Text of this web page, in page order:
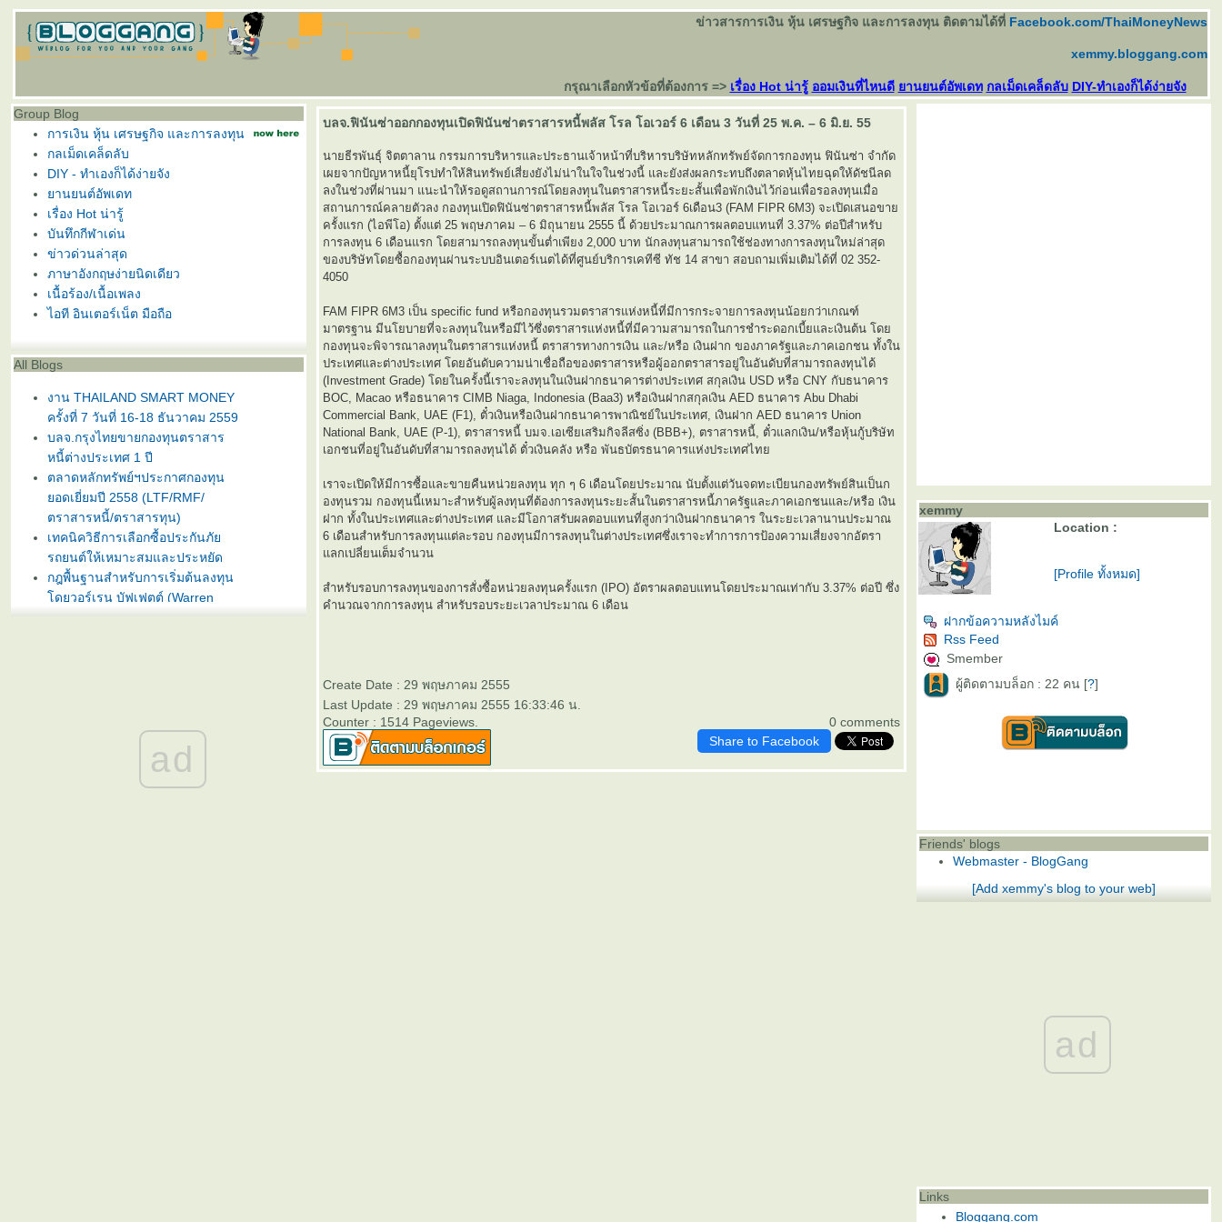
ข่าวสารการเงิน หุ้น เศรษฐกิจ และการลงทุน ติดตามได้ที่ Facebook.com/ThaiMoneyNews
xemmy.bloggang.com
กรุณาเลือกหัวข้อที่ต้องการ => เรื่อง Hot น่ารู้ ออมเงินที่ไหนดี านยนต์อัพเดท กลเม็ดเคล็ดลับ DIY-ทำเองก็ได้ง่ายจัง
Group Blog
การเงิน หุ้น เศรษฐกิจ และการลงทุน
กลเม็ดเคล็ดลับ
DIY - ทำเองก็ได้ง่ายจัง
านยนต์อัพเดท
เรื่อง Hot น่ารู้
บันทึกกีฬาเด่น
ข่าวด่วนล่าสุด
ภาษาอังกฤษง่ายนิดเดียว
เนื้อร้อง/เนื้อเพลง
ไอที อินเตอร์เน็ต มือถือ
All Blogs
งาน THAILAND SMART MONEY
ครั้งที่ 7 วันที่ 16-18 ธันวาคม 2559
บลจ.กรุงไทยขายกองทุนตราสาร
หนี้ต่างประเทศ 1 ปี
ตลาดหลักทรัพย์ฯประกาศกองทุน
อดเยี่ยมปี 2558 (LTF/RMF/
ตราสารหนี้/ตราสารทุน)
เทคนิควิธีการเลือกซื้อประกันภั
รถยนต์ให้เหมาะสมและประหยัด
กฎพื้นฐานสำหรับการเริ่มต้นลงทุน
ดยวอร์เรน บัฟเฟตต์ (Warren
ดอกเบี้ยสูง 3% ต่อปี
บลจ. ทิสโก้ เปิดเสนอขาย “กองทุน
เปิด ทิสโก้ เจแปน อิควิตี้ ทริกเกอร์
8% #2” วันที่ 2- 9 ม.ค. 2557
ad
บลจ.ฟินันซ่าออกกองทุนเปิดฟินันซ่าตราสารหนี้พลัส โรล โอเวอร์ 6 เดือน 3 วันที่ 25 พ.ค. – 6 มิ.ย. 55
นายธีรพันธุ์ จิตตาลาน กรรมการบริหารและประธานเจ้าหน้าที่บริหารบริษัทหลักทรัพย์จัดการกองทุน ฟินันซ่า จำกัด
เผยจากปัญหาหนี้ยุโรปทำให้สินทรัพย์เสี่ยงยังไม่น่าในใจในช่วงนี้ และยังส่งผลกระทบถึงตลาดหุ้นไทยฉุดให้ดัชนีลด
ลงในช่วงที่ผ่านมา แนะนำให้รอดูสถานการณ์โดยลงทุนในตราสารหนี้ระยะสั้นเพื่อพักเงินไว้ก่อนเพื่อรอลงทุนเมื่อ
สถานการณ์คลายตัวลง กองทุนเปิดฟินันซ่าตราสารหนี้พลัส โรล โอเวอร์ 6เดือน3 (FAM FIPR 6M3) จะเปิดเสนอขา
ครั้งแรก (ไอพีโอ) ตั้งแต่ 25 พฤษภาคม – 6 มิถุนายน 2555 นี้ ด้วยประมาณการผลตอบแทนที่ 3.37% ต่อปีสำหรับ
การลงทุน 6 เดือนแรก โดยสามารถลงทุนขั้นต่ำเพียง 2,000 บาท นักลงทุนสามารถใช้ช่องทางการลงทุนใหม่ล่าสุด
ของบริษัทโดยซื้อกองทุนผ่านระบบอินเตอร์เนตได้ที่ศูนย์บริการเคทีซี ทัช 14 สาขา สอบถามเพิ่มเติมได้ที่ 02 352-
4050
FAM FIPR 6M3 เป็น specific fund หรือกองทุนรวมตราสารแห่งหนี้ที่มีการกระจายการลงทุนน้อยกว่าเกณฑ์
มาตรฐาน มีนโยบายที่จะลงทุนในหรือมีไว้ซึ่งตราสารแห่งหนี้ที่มีความสามารถในการชำระดอกเบี้ยและเงินต้น โด
กองทุนจะพิจารณาลงทุนในตราสารแห่งหนี้ ตราสารทางการเงิน และ/หรือ เงินฝาก ของภาครัฐและภาคเอกชน ทั้งใน
ประเทศและต่างประเทศ โดยอันดับความน่าเชื่อถือของตราสารหรือผู้ออกตราสารอยู่ในอันดับที่สามารถลงทุนได้
(Investment Grade) โดยในครั้งนี้เราจะลงทุนในเงินฝากธนาคารต่างประเทศ สกุลเงิน USD หรือ CNY กับธนาคาร
BOC, Macao หรือธนาคาร CIMB Niaga, Indonesia (Baa3) หรือเงินฝากสกุลเงิน AED ธนาคาร Abu Dhabi
Commercial Bank, UAE (F1), ตั๋วเงินหรือเงินฝากธนาคารพาณิชย์ในประเทศ, เงินฝาก AED ธนาคาร Union
National Bank, UAE (P-1), ตราสารหนี้ บมจ.เอเซียเสริมกิจลีสซิ่ง (BBB+), ตราสารหนี้, ตั๋วแลกเงิน/หรือหุ้นกู้บริษัท
เอกชนที่อยู่ในอันดับที่สามารถลงทุนได้ ตั๋วเงินคลัง หรือ พันธบัตรธนาคารแห่งประเทศไท
เราจะเปิดให้มีการซื้อและขายคืนหน่วยลงทุน ทุก ๆ 6 เดือนโดยประมาณ นับตั้งแต่วันจดทะเบียนกองทรัพย์สินเป็นก
องทุนรวม กองทุนนี้เหมาะสำหรับผู้ลงทุนที่ต้องการลงทุนระยะสั้นในตราสารหนี้ภาครัฐและภาคเอกชนและ/หรือ เงิน
ฝาก ทั้งในประเทศและต่างประเทศ และมีโอกาสรับผลตอบแทนที่สูงกว่าเงินฝากธนาคาร ในระยะเวลานานประมาณ
6 เดือนสำหรับการลงทุนแต่ละรอบ กองทุนมีการลงทุนในต่างประเทศซึ่งเราจะทำการการป้องความเสี่ยงจากอัตรา
ลกเปลี่ยนเต็มจำนวน
สำหรับรอบการลงทุนของการสั่งซื้อหน่วยลงทุนครั้งแรก (IPO) อัตราผลตอบแทนโดยประมาณเท่ากับ 3.37% ต่อปี ซึ่ง
คำนวณจากการลงทุน สำหรับรอบระยะเวลาประมาณ 6 เดือน
Create Date : 29 พฤษภาคม 2555
Last Update : 29 พฤษภาคม 2555 16:33:46 น.
0 comments
Counter : 1514 Pageviews.
Share to Facebook
xemmy
Location :
[Profile ทั้งหมด]
ฝากข้อความหลังไมค์
Rss Feed
Smember
ผู้ติดตามบล็อก : 22 คน [?]
Friends' blogs
Webmaster - BlogGang
[Add xemmy's blog to your web]
ad
Links
Bloggang.com